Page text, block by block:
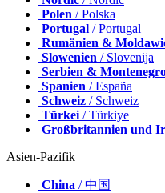
Polen / Polska
Portugal / Portugal
Rumänien &
Slowenien / Slovenija
Serbien &
Spanien / España
Schweiz / Schweiz
Türkei/ Türkiye
Großbritannien und
Asien-Pazifik
China / 中国